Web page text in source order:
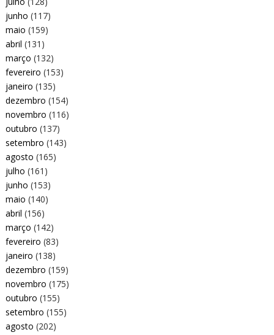
junho (117)
maio (159)
abril (131)
março (132)
fevereiro (153)
janeiro (135)
dezembro (154)
novembro (116)
outubro (137)
setembro (143)
agosto (165)
julho (161)
junho (153)
maio (140)
abril (156)
março (142)
fevereiro (83)
janeiro (138)
dezembro (159)
novembro (175)
outubro (155)
setembro (155)
agosto (202)